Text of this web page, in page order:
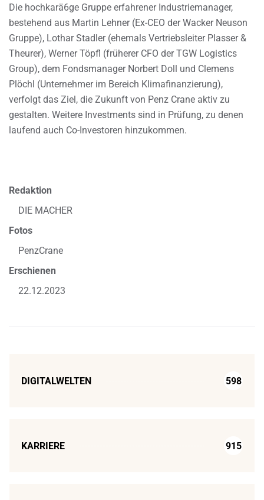
Die hochkarä6ge Gruppe erfahrener Industriemanager,
bestehend aus Martin Lehner (Ex-CEO der Wacker Neuson
Gruppe), Lothar Stadler (ehemals Vertriebsleiter Plasser &
Theurer), Werner Töpfl (früherer CFO der TGW Logistics
Group), dem Fondsmanager Norbert Doll und Clemens
Plöchl (Unternehmer im Bereich Klimafinanzierung),
verfolgt das Ziel, die Zukunft von Penz Crane aktiv zu
gestalten. Weitere Investments sind in Prüfung, zu denen
laufend auch Co-Investoren hinzukommen.
Redaktion
DIE MACHER
Fotos
PenzCrane
Erschienen
22.12.2023
DIGITALWELTEN 598
KARRIERE 915